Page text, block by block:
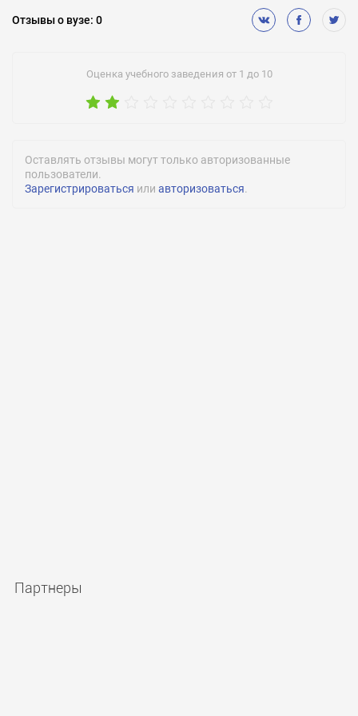
Бюджетное финансирование (бесплатное обучение):
Подготовительное обучение:
Есть
Отзывыо вузе: 0
Оценка учебного заведения от 1 до 10
Оставлять отзывы могут только авторизованные
пользователи.
Зарегистрироваться или авторизоваться.
Партнеры